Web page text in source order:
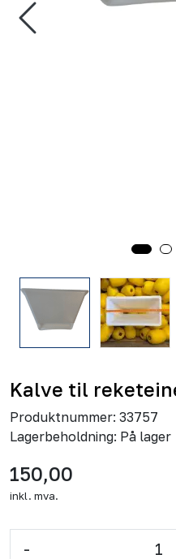
Kalve til
Produktnummer: 33757
Lagerbeholdning: På lager
150,00
inkl. mva.
-